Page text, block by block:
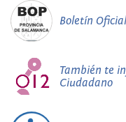
Boletín
También te
Ciudadano